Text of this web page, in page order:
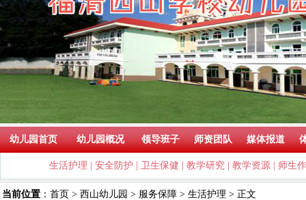
幼儿园首页 幼儿园概况 领导班子 师资团队 媒体报道
生活护理 安全防护 卫生保健 教学研究 教学资源 师生
当前位置 ： 首页 > 西山幼儿园 > 服务保障 > 生活护理 > 正文